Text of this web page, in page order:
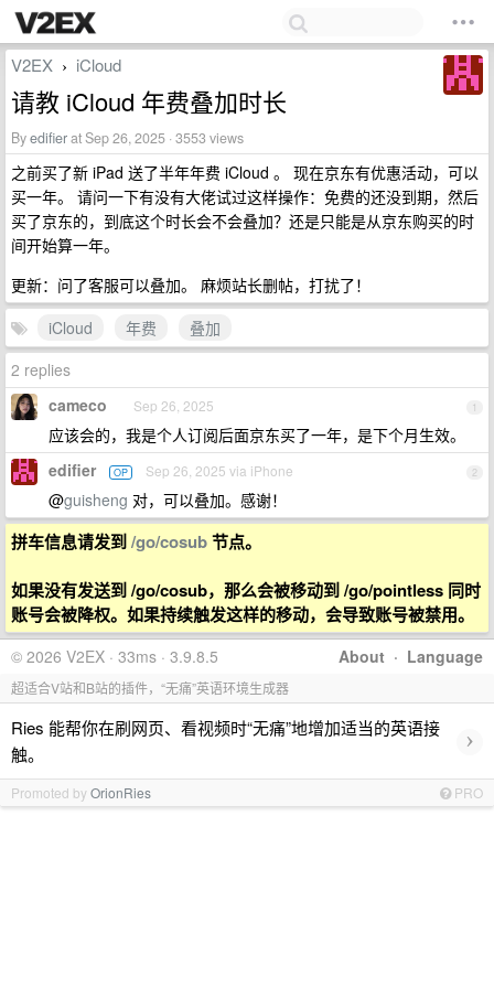
V2EX › iCloud
请教 iCloud 年费叠加时长
Byedifierat Sep 26, 2025 · 3553 views
之前买了新 iPad 送了半年年费 iCloud 。 现在京东有优惠活动，可以
买一年。 请问一下有没有大佬试过这样操作：免费的还没到期，然后
买了京东的，到底这个时长会不会叠加？还是只能是从京东购买的时
间开始算一年。
更新：问了客服可以叠加。 麻烦站长删帖，打扰了！
iCloud
年费
叠加
2 replies
1
cameco Sep 26, 2025
应该会的，我是个人订阅后面京东买了一年，是下个月生效。
2
edifier OP Sep 26, 2025 via iPhone
@guisheng 对，可以叠加。感谢！
拼车信息请发到/go/cosub节点。
如果没有发送到 /go/cosub，那么会被移动到 /go/pointless 同时
账号会被降权。如果持续触发这样的移动，会导致账号被禁用。
About · Language
© 2026 V2EX · 33ms · 3.9.8.5
超适合V站和B站的插件，“无痛”英语环境生成器
Ries 能帮你在刷网页、看视频时“无痛”地增加适当的英语接
触。
›
Promoted byOrionRies PRO